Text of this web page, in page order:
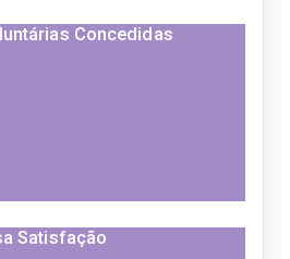
Concedidas
Satisfação